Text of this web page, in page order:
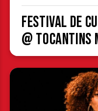
Festival de
@ Tocantins